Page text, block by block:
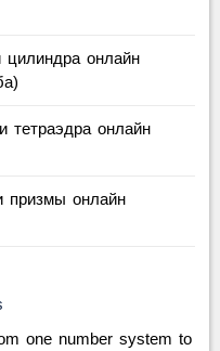
цилиндра онлайн
тетраэдра онлайн
призмы онлайн
one number system to